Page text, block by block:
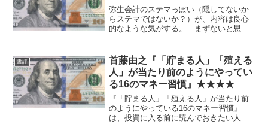
弥生会計のステマっぽい（隠してないか
らステマではないか？）が、内容は良心
的なような気がする。 まずないと思う
書評
首藤由之『「貯まる人」「殖える
人」が当たり前のようにやってい
る16のマネー習慣』★★★★
『「貯まる人」「殖える人」が当たり前
のようにやっている16のマネー習慣』
は、投資に入る前に読んでおきたい人生